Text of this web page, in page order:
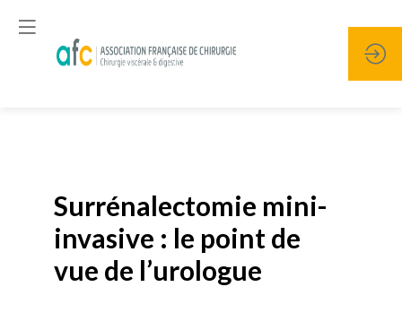
Surrénalectomie mini-
invasive : le point de
vue de l’urologue